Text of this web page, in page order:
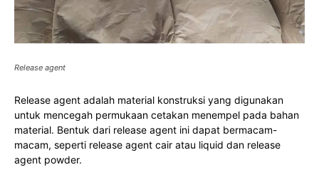
Release agent
Release agent adalah material konstruksi yang digunakan
untuk mencegah permukaan cetakan menempel pada bahan
material. Bentuk dari release agent ini dapat bermacam-
macam, seperti release agent cair atau liquid dan release
agent powder.